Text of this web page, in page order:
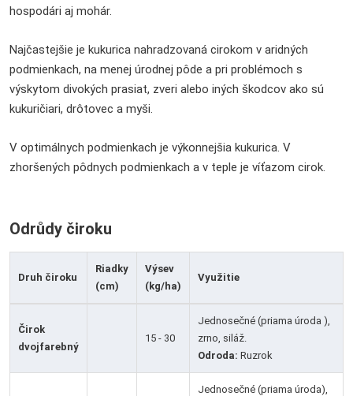
hospodári aj mohár.
Najčastejšie je kukurica nahradzovaná cirokom v aridných
podmienkach, na menej úrodnej pôde a pri problémoch s
výskytom divokých prasiat, zveri alebo iných škodcov ako sú
kukuričiari, drôtovec a myši.
V optimálnych podmienkach je výkonnejšia kukurica. V
zhoršených pôdnych podmienkach a v teple je víťazom cirok.
Odrůdy čiroku
Druh čiroku
Riadky
(cm)
Výsev
(kg/ha)
Využitie
Čirok
dvojfarebný
15 - 30
Jednosečné (priama úroda ),
zrno, siláž.
Odroda: Ruzrok
Jednosečné (priama úroda),